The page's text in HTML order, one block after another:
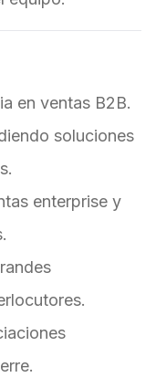
en ventas B2B.
soluciones
enterprise y